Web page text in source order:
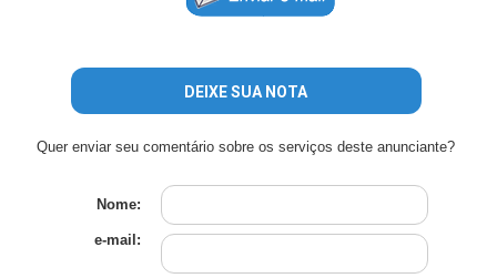
DEIXE SUA NOTA
Quer enviar seu comentário sobre os serviços deste anunciante?
Nome:
e-mail: